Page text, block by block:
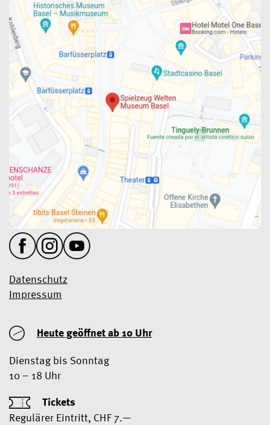
Datenschutz
Impressum
Heute geöffnet ab 10 Uhr
Dienstag bis Sonntag
10 – 18 Uhr
Tickets
Regulärer Eintritt, CHF 7.—